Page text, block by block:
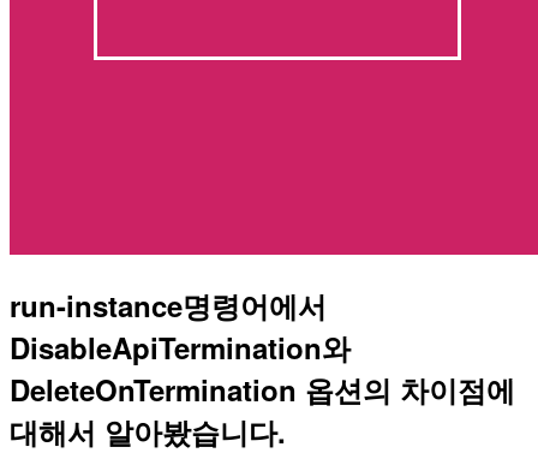
run-instance명령어에서
DisableApiTermination와
DeleteOnTermination 옵션의 차이점에
대해서 알아봤습니다.